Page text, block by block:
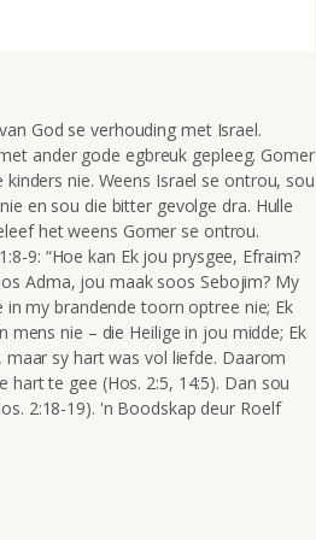
God se verhouding met Israel.
ander gode egbreuk gepleeg. Gomer
nie. Weens Israel se ontrou, sou
en sou die bitter gevolge dra. Hulle
het weens Gomer se ontrou.
9: “Hoe kan Ek jou prysgee, Efraim?
Adma, jou maak soos Sebojim? My
in my brandende toorn optree nie; Ek
mens nie – die Heilige in jou midde; Ek
maar sy hart was vol liefde. Daarom
te gee (Hos. 2:5, 14:5). Dan sou
2:18-19). 'n Boodskap deur Roelf